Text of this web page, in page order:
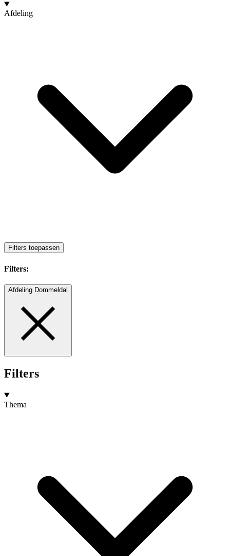
Afdeling
Filters toepassen
Filters:
Afdeling Dommeldal
Filters
Thema